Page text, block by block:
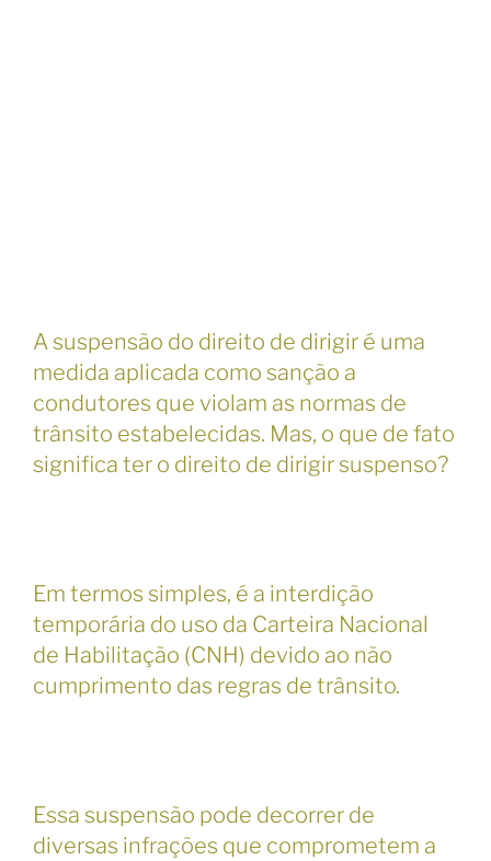
A suspensão do direito de dirigir é uma
medida aplicada como sanção a
condutores que violam as normas de
trânsito estabelecidas. Mas, o que de fato
significa ter o direito de dirigir suspenso?
Em termos simples, é a interdição
temporária do uso da Carteira Nacional
de Habilitação (CNH) devido ao não
cumprimento das regras de trânsito.
Essa suspensão pode decorrer de
diversas infrações que comprometem a